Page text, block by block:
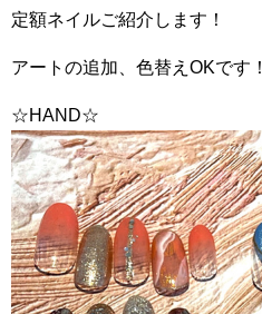
定額ネイルご紹介します！
アートの追加、色替えOKです！
☆HAND☆